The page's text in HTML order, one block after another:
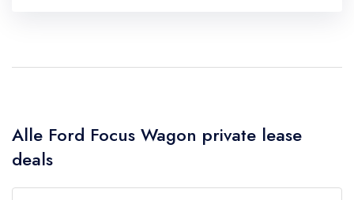
Alle Ford Focus Wagon private lease
deals